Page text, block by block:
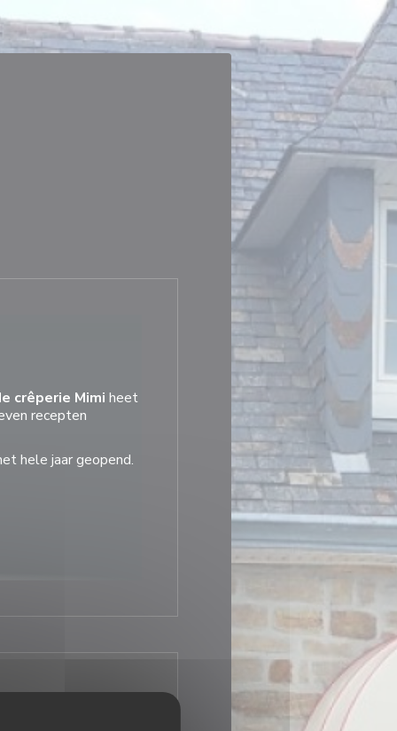
crêperie Mimi heet
recepten
hele jaar geopend.
graag in zijnwarmte.